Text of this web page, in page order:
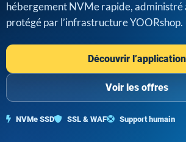
hébergement NVMe rapide, administré
protégé par l’infrastructure YOORshop.
Découvrir l’application
Voir les offres
NVMe SSD SSL & WAF Support humain